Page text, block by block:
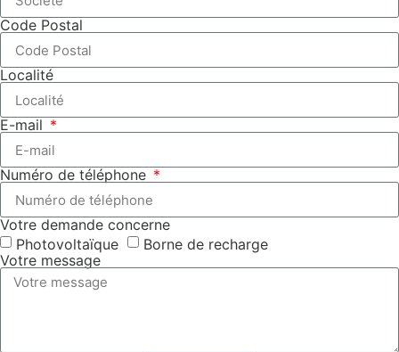
Code Postal
Localité
E-mail
Numéro de téléphone
Votre demande concerne
Photovoltaïque
Borne de recharge
Votre message